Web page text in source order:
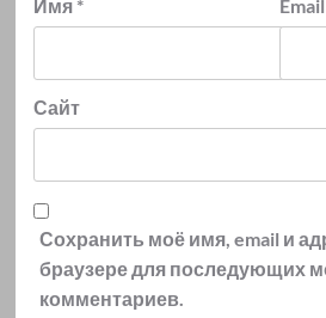
Имя * Email
Сайт
Сохранить моё имя, email и
браузере для последующих
комментариев.